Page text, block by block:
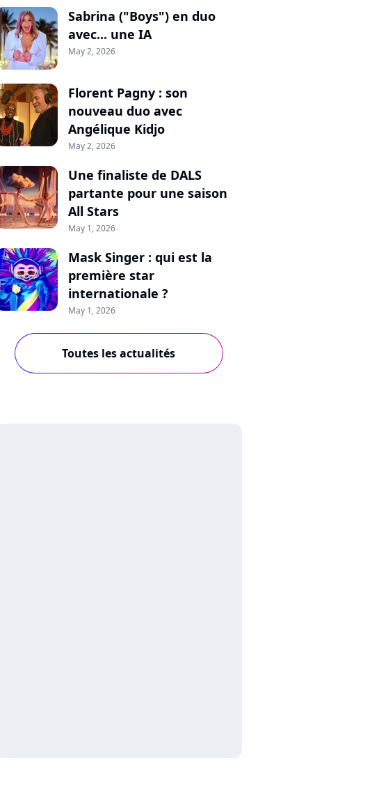
Sabrina ("Boys") en duo
avec... une IA
May 2, 2026
Florent Pagny : son
nouveau duo avec
Angélique Kidjo
May 2, 2026
Une finaliste de DALS
partante pour une saison
All Stars
May 1, 2026
Mask Singer : qui est la
première star
internationale ?
May 1, 2026
Toutes les actualités